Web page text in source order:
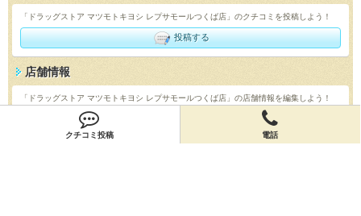
クチコミ投稿 電話
「ドラッグストア マツモトキヨシ レプサモールつくば店」のクチコミを投稿しよう！
投稿する
店舗情報
「ドラッグストア マツモトキヨシ レプサモールつくば店」の店舗情報を編集しよう！